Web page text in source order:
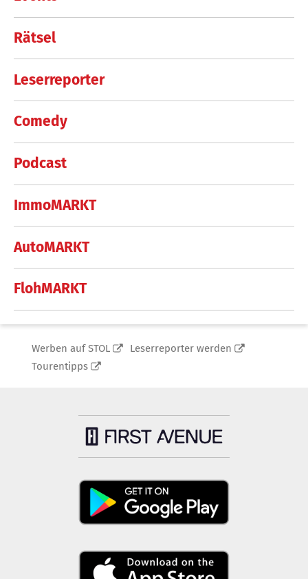
Rätsel
Leserreporter
Comedy
Podcast
ImmoMARKT
AutoMARKT
FlohMARKT
Werben auf STOL
Leserreporter werden
Tourentipps